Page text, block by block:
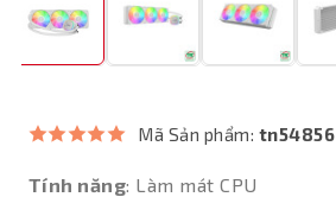
Mã Sản phẩm: tn54856
Tính năng: Làm mát CPU